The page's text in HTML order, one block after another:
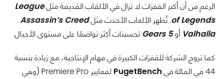
الرغم من أن أكبر القفزات لا تزال في الألقاب القديمة مثلLeague
of Legends. تُظهر الألعاب الأحدث مثلAssassin’s Creed
Valhalla أوGears 5 تحسينات أكثر تواضعًا على مستوى الأجيال.
كما تروج الشركة للقفزات الكبيرة في مهام الإنتاجية، مع زيادة بنسبة
44 في المائة في
PugetBench
لمعايير Premiere Pro (وهي